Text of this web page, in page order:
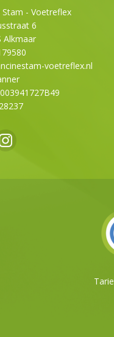
Stam - Voetreflex
6
Alkmaar
voetreflex.nl